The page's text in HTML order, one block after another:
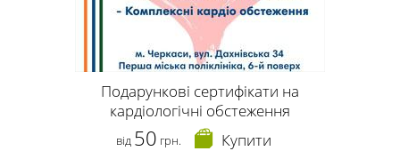
Подарункові сертифікати на
кардіологічні обстеження
від 50 грн. Купити